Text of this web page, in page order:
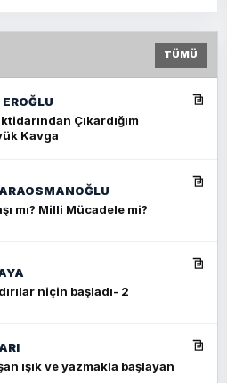
TÜMÜ
Çıkardığım
Kavga
mı? Milli Mücadele mi?
niçin başladı- 2
ışık ve yazmakla başlayan